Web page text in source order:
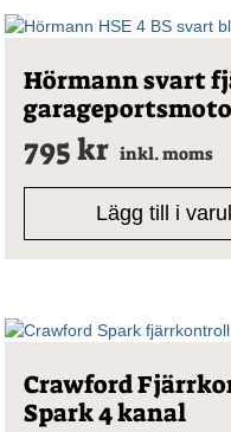
Hörmann svart
795kr inkl. moms
Lägg till i
Crawford
Spark 4 kanal